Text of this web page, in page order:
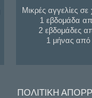
Μικρές αγγελίες σε
1 εβδομάδα
2 εβδομάδες
1 μήνας
ΠΟΛΙΤΙΚΗ